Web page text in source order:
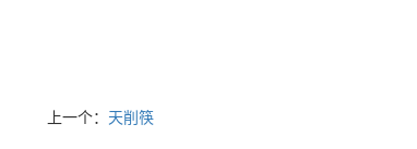
上一个： 天削筷